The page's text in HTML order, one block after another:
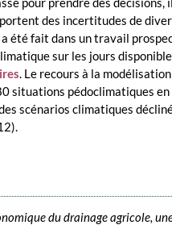
des incertitudes de
a été fait dans un travail
sur les jours
. Le recours à la
situations pédoclimatiques en
scénarios climatiques
du drainage agricole,